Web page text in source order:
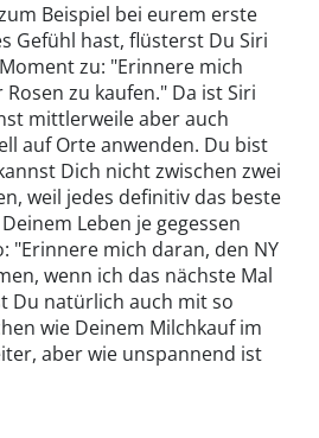
Beispiel bei eurem erste
Gefühl hast, flüsterst Du Siri
zu: "Erinnere mich
zu kaufen." Da ist Siri
mittlerweile aber auch
auf Orte anwenden. Du bist
Dich nicht zwischen zwei
weil jedes definitiv das beste
Leben je gegessen
"Erinnere mich daran, den NY
wenn ich das nächste Mal
Du natürlich auch mit so
wie Deinem Milchkauf im
aber wie unspannend ist